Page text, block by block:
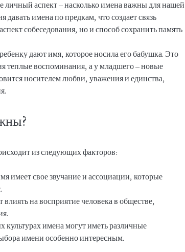
личный аспект – насколько имена важны для нашей
имена по предкам, что создает связь
собеседования, но и способ сохранить память
дают имя, которое носила его бабушка. Это
теплые воспоминания, а у младшего – новые
носителем любви, уважения и единства,
из следующих факторов:
имеет свое звучание и ассоциации, которые
на восприятие человека в обществе,
культурах имена могут иметь различные
имени особенно интересным.